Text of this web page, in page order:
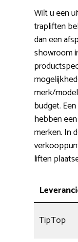
Wilt u een
trapliften
dan een
showroom
merk/
budget.
hebben
merken. In
liften
TipTop